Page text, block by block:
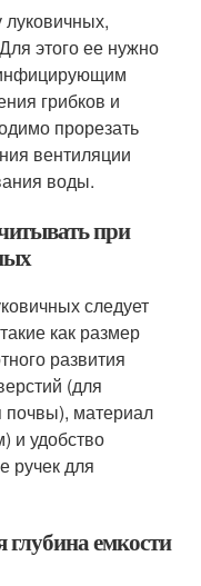
этого ее нужно
грибков и
прорезать
вентиляции
воды.
при
следует
как размер
развития
(для
материал
и удобство
ручек для
емкости